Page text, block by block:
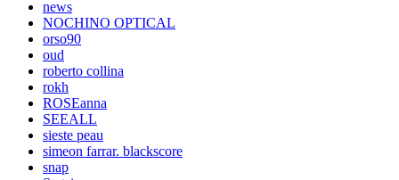
news
NOCHINO OPTICAL
orso90
oud
roberto collina
rokh
ROSEanna
SEEALL
sieste peau
simeon farrar. blackscore
snap